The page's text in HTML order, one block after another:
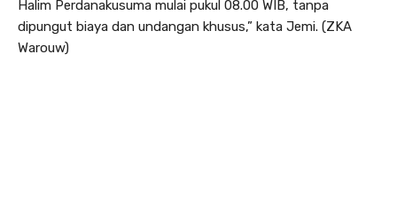
Halim Perdanakusuma mulai pukul 08.00 WIB, tanpa
dipungut biaya dan undangan khusus,” kata Jemi. (ZKA
Warouw)